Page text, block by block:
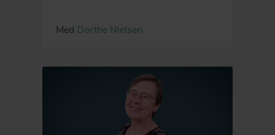
Med Dorthe Nielsen